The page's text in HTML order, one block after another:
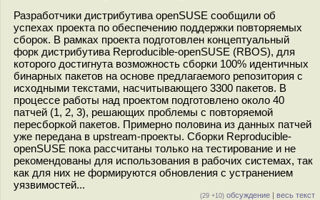
Разработчики дистрибутива openSUSE сообщили об
успехах проекта по обеспечению поддержки повторяемых
сборок. В рамках проекта подготовлен концептуальный
форк дистрибутива Reproducible-openSUSE (RBOS), для
которого достигнута возможность сборки 100% идентичных
бинарных пакетов на основе предлагаемого репозитория с
исходными текстами, насчитывающего 3300 пакетов. В
процессе работы над проектом подготовлено около 40
патчей (1, 2, 3), решающих проблемы с повторяемой
пересборкой пакетов. Примерно половина из данных патчей
уже передана в upstream-проекты. Сборки Reproducible-
openSUSE пока рассчитаны только на тестирование и не
рекомендованы для использования в рабочих системах, так
как для них не формируются обновления с устранением
уязвимостей...
(29 +10) обсуждение | весь текст